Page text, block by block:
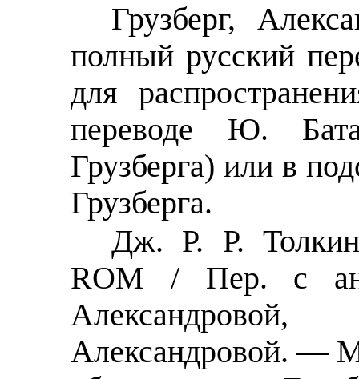
Грузберг,
полный русский
для
переводе Ю.
Грузберга) или в
Грузберга.
Дж. Р. Р.
ROM / Пер. с
Александровой. —